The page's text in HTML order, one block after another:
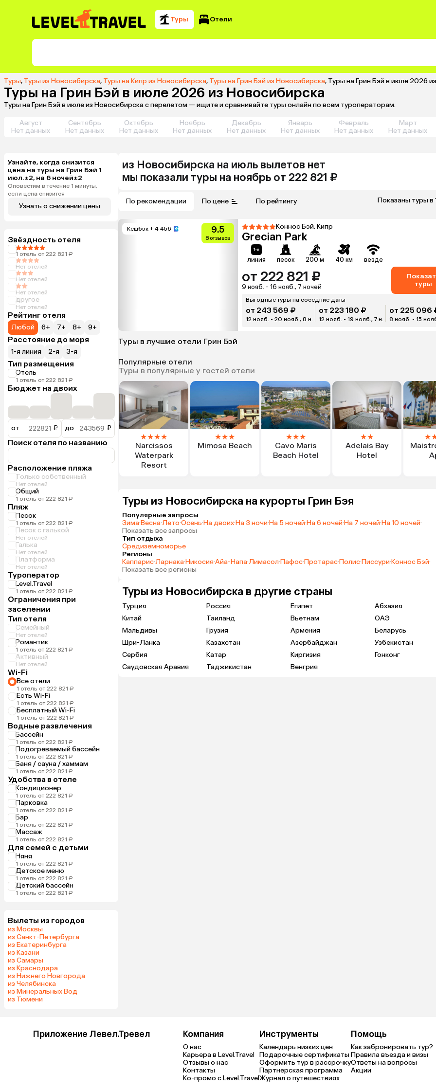
Туры Отели
Туры, Туры из Новосибирска, Туры на Кипр из Новосибирска, Туры на Грин Бэй из Новосибирска, Туры на Грин Бэй в июле 2026
Туры на Грин Бэй в июле 2026 из Новосибирска
Туры на Грин Бэй в июле из Новосибирска с перелетом — ищите и сравнивайте туры онлайн по всем туроператорам.
Август
Нет данных
Сентябрь
Нет данных
Октябрь
Нет данных
Ноябрь
Нет данных
Декабрь
Нет данных
Январь
Нет данных
Февраль
Нет данных
Март
Нет данных
Узнайте, когда снизится
цена на туры на Грин Бэй 1
июл.±2, на 6 ночей±2
Оповестим в течение 1 минуты,
если цена снизится
Узнать о снижении цены
Звёздность отеля
1 отель от 222 821 ₽
Нет отелей
Нет отелей
Нет отелей
другое
Нет отелей
Рейтинг отеля
Любой 6+ 7+ 8+ 9+
Расстояние до моря
1-я линия 2-я 3-я
Тип размещения
Отель
1 отель от 222 821 ₽
Бюджет на двоих
от ₽ до ₽
Поиск отеля по названию
Расположение пляжа
Только собственный
Нет отелей
Общий
1 отель от 222 821 ₽
Пляж
Песок
1 отель от 222 821 ₽
Песок с галькой
Нет отелей
Галька
Нет отелей
Платформа
Нет отелей
Туроператор
Level.Travel
1 отель от 222 821 ₽
Ограничения при
заселении
Тип отеля
Семейный
Нет отелей
Романтик
1 отель от 222 821 ₽
Активный
Нет отелей
Wi-Fi
Все отели
1 отель от 222 821 ₽
Есть Wi-Fi
1 отель от 222 821 ₽
Бесплатный Wi-Fi
1 отель от 222 821 ₽
Водные развлечения
Бассейн
1 отель от 222 821 ₽
Подогреваемый бассейн
1 отель от 222 821 ₽
Баня / сауна / хаммам
1 отель от 222 821 ₽
Удобства в отеле
Кондиционер
1 отель от 222 821 ₽
Парковка
1 отель от 222 821 ₽
Бар
1 отель от 222 821 ₽
Массаж
1 отель от 222 821 ₽
Для семей с детьми
Няня
1 отель от 222 821 ₽
Детское меню
1 отель от 222 821 ₽
Детский бассейн
1 отель от 222 821 ₽
Вылеты из городов
из Москвы
из Санкт-Петербурга
из Екатеринбурга
из Казани
из Самары
из Краснодара
из Нижнего Новгорода
из Челябинска
из Минеральных Вод
из Тюмени
из Новосибирска на июль вылетов нет
мы показали туры на ноябрь от 222 821 ₽
По рекомендации По цене По рейтингу Показаны туры в
Кешбэк + 4 456 9.5
8 отзывов
Коннос Бэй, Кипр
Grecian Park
линия песок 200 м 40 км везде
от 222 821 ₽
9 нояб. - 16 нояб., 7 ночей
туры
Выгодные туры на соседние даты
от 243 569 ₽
12 нояб. - 20 нояб., 8 н.
от 223 180 ₽
12 нояб. - 19 нояб., 7 н.
от 225 096
8 нояб. - 15
Туры в лучшие отели Грин Бэй
Популярные отели
Туры в популярные у гостей отели
★★★★
Narcissos
Waterpark
Resort
★★★
Mimosa Beach
★★★
Cavo Maris
Beach Hotel
★★
Adelais Bay
Hotel
★
Туры из Новосибирска на курорты Грин Бэя
Популярные запросы
Зима·Весна·Лето·Осень·На двоих·На 3 ночи·На 5 ночей·На 6 ночей·На 7 ночей·На 10 ночей·
Показать все запросы
Тип отдыха
Средиземноморье
Регионы
Каппарис·Ларнака·Никосия·Айа-Напа·Лимасол·Пафос·Протарас·Полис·Писсури·Коннос Бэй·
Показать все регионы
Туры из Новосибирска в другие страны
Турция Россия Египет
Абхазия
Китай
Таиланд Вьетнам
ОАЭ
Мальдивы
Грузия Армения
Беларусь
Шри-Ланка
Казахстан Азербайджан
Узбекистан
Сербия
Катар Киргизия
Гонконг
Саудовская Аравия
Таджикистан Венгрия
Приложение Левел.Тревел Компания
О нас
Карьера в Level.Travel
Отзывы о нас
Контакты
Ко-промо с Level.Travel
Инструменты
Календарь низких цен
Подарочные сертификаты
Оформить тур в рассрочку
Партнерская программа
Журнал о путешествиях
Помощь
Как забронировать тур?
Правила въезда и визы
Ответы на вопросы
Акции